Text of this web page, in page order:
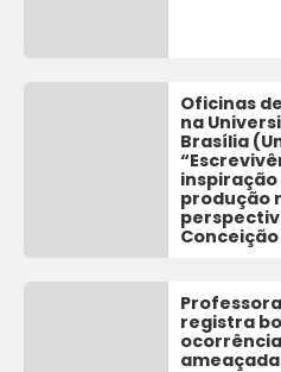
Oficinas
na
Brasília
inspiração
produção
registra